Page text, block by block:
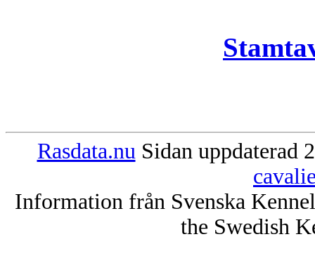
Rasdata.nu Sidan uppdaterad
Information från Svenska
the Swedish